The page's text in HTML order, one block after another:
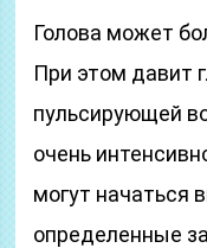
Голова может
При этом давит
пульсирующей
очень
могут начаться
определенные